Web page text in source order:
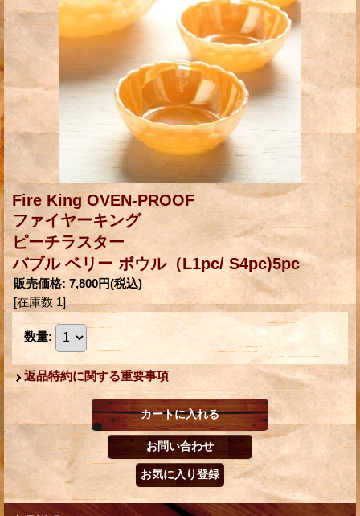
Fire King OVEN-PROOF
ファイヤーキング
ピーチラスター
バブル ベリー ボウル（L1pc/ S4pc)5pc
販売価格: 7,800円(税込)
[在庫数 1]
数量:
返品特約に関する重要事項